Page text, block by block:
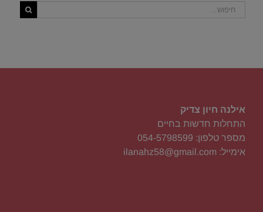
אילנה חיון צדיק
התחלות חדשות בחיים
מספר טלפון: 054-5798599
אימייל: ilanahz58@gmail.com